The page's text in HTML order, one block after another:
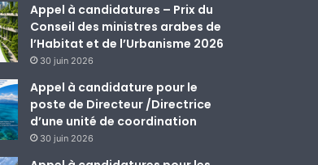
Appel à candidatures – Prix du
Conseil des ministres arabes de
l’Habitat et de l’Urbanisme 2026
30 juin 2026
Appel à candidature pour le
poste de Directeur /Directrice
d’une unité de coordination
30 juin 2026